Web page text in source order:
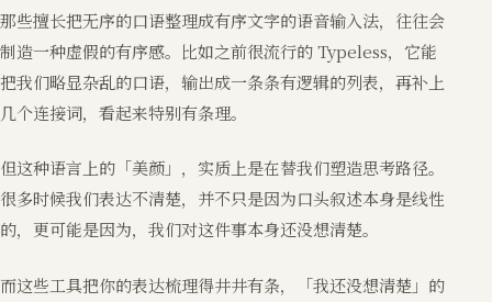
那些擅长把无序的口语整理成有序文字的语音输入法，往往会
制造一种虚假的有序感。比如之前很流行的 Typeless，它能
把我们略显杂乱的口语，输出成一条条有逻辑的列表，再补上
几个连接词，看起来特别有条理。
但这种语言上的「美颜」，实质上是在替我们塑造思考路径。
很多时候我们表达不清楚，并不只是因为口头叙述本身是线性
的，更可能是因为，我们对这件事本身还没想清楚。
而这些工具把你的表达梳理得井井有条，「我还没想清楚」的